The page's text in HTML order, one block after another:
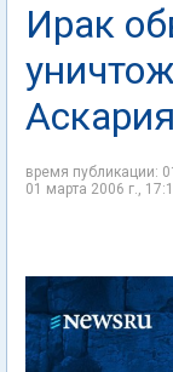
Ирак
Аскария
время публикации:
01 марта 2006 г.,